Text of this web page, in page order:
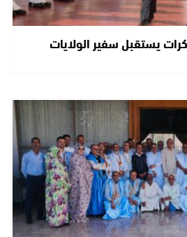
يستقبل سفير الولايات